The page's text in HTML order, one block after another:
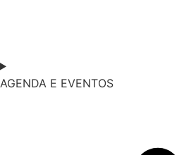
AGENDA E EVENTOS